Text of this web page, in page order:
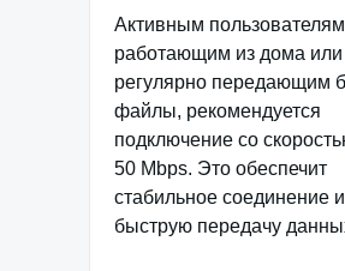
Активным
работающим из дома или
регулярно передающим
файлы, рекомендуется
подключение со
50 Mbps. Это обеспечит
стабильное соединение и
быструю передачу